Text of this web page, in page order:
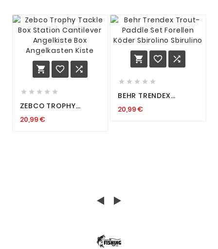
  
    
ZEBCO TROPHY
CANTILEVER
20,99 €
  
    
BEHR TRENDEX
FORELLEN KÖDER
20,99 €